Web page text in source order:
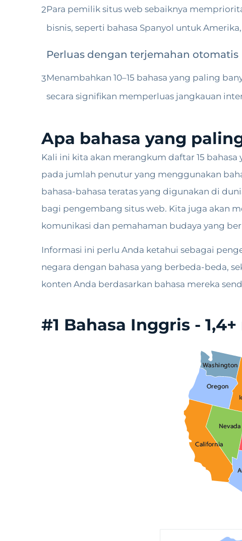
2Para pemilik situs web sebaiknya
bisnis, seperti bahasa Spanyol untuk
3
Perluas dengan terjemahan otomatis
Menambahkan 10–15 bahasa yang paling
secara signifikan memperluas jangkauan
Apa bahasa yang
Kali ini kita akan merangkum daftar 15
pada jumlah penutur yang menggunakan
bahasa-bahasa teratas yang digunakan di
bagi pengembang situs web. Kita juga akan
komunikasi dan pemahaman budaya yang
Informasi ini perlu Anda ketahui sebagai
negara dengan bahasa yang berbeda-beda,
konten Anda berdasarkan bahasa mereka
#1 Bahasa Inggris -